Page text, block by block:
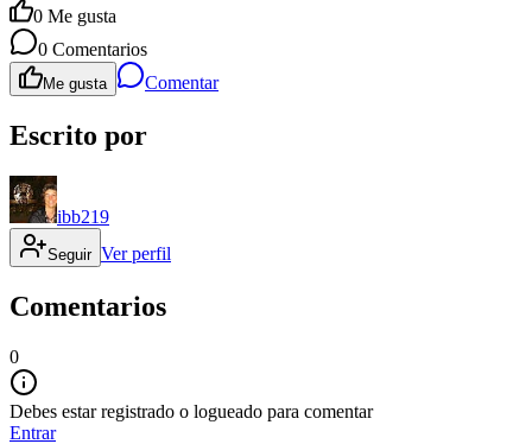
0 Me gusta
0 Comentarios
Me gusta Comentar
Escrito por
ibb219
Seguir Ver perfil
Comentarios
0
Debes estar registrado o logueado para comentar
Entrar